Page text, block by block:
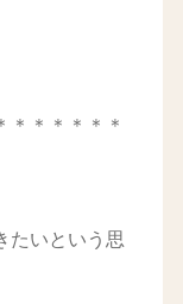
＊＊＊＊＊＊
たいという思